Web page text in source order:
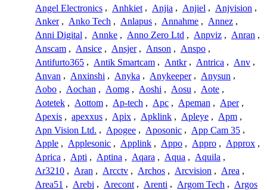
Angel Electronics , Anhkiet , Anjia , Anjiel , Anjvision ,
Anker , Anko Tech , Anlapus , Annahme , Annez ,
Anni Digital , Annke , Anno Zero Ltd , Anpviz , Anran ,
Anscam , Ansice , Ansjer , Anson , Anspo ,
Antifurto365 , Antik Smartcam , Antkr , Antrica , Anv ,
Anvan , Anxinshi , Anyka , Anykeeper , Anysun ,
Aobo , Aochan , Aomg , Aoshi , Aosu , Aote ,
Aotetek , Aottom , Ap-tech , Apc , Apeman , Aper ,
Apexis , apexxus , Apix , Apklink , Apleye , Apm ,
Apn Vision Ltd. , Apogee , Aposonic , App Cam 35 ,
Apple , Applesonic , Applink , Appo , Appro , Approx ,
Aprica , Apti , Aptina , Aqara , Aqua , Aquila ,
Ar3210 , Aran , Arcctv , Archos , Arcvision , Area ,
Area51 , Arebi , Arecont , Arenti , Argom Tech , Argos